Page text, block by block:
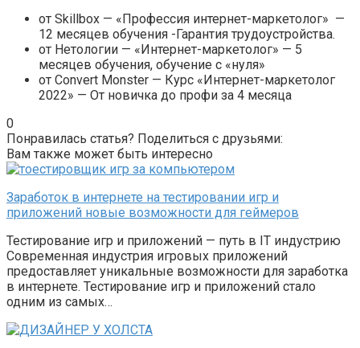
от Skillbox — «Профессия интернет-маркетолог» —
12 месяцев обучения -Гарантия трудоустройства.
от Нетологии — «Интернет-маркетолог» — 5
месяцев обучения, обучение с «нуля»
от Convert Monster — Курс «Интернет-маркетолог
2022» — От новичка до профи за 4 месяца
0
Понравилась статья? Поделиться с друзьями:
Вам также может быть интересно
Заработок в интернете на тестировании игр и
приложений новые возможности для геймеров
Тестирование игр и приложений — путь в IT индустрию
Современная индустрия игровых приложений
предоставляет уникальные возможности для заработка
в интернете. Тестирование игр и приложений стало
одним из самых…